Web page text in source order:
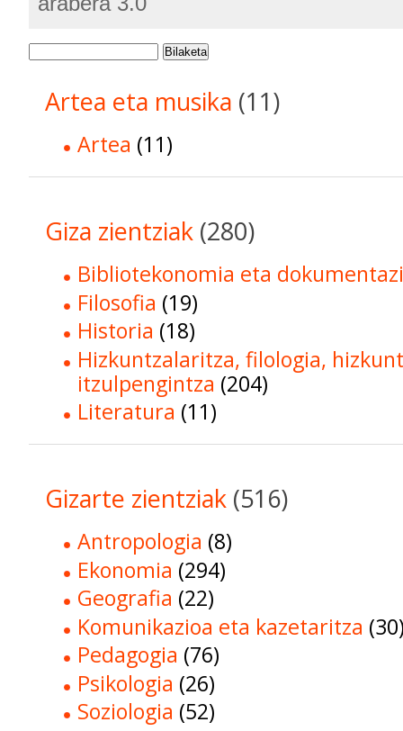
Bilaketa
Artea eta musika (11)
Artea (11)
Giza zientziak (280)
Bibliotekonomia eta
Filosofia (19)
Historia (18)
Hizkuntzalaritza, filologia,
itzulpengintza (204)
Literatura (11)
Gizarte zientziak (516)
Antropologia (8)
Ekonomia (294)
Geografia (22)
Komunikazioa eta kazetaritza
Pedagogia (76)
Psikologia (26)
Soziologia (52)